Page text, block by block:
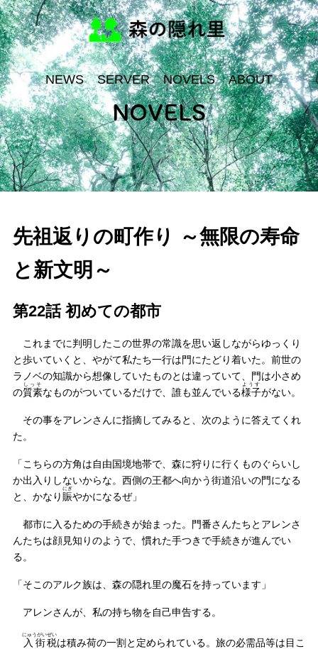
NEWS SERVER NOVELS ABOUT
NOVELS
先祖返りの町作り ～無限の寿命
と新文明～
第22話 初めての都市
これまでに判明したこの世界の常識を思い返しながらゆっくり
と歩いていくと、やがて私たち一行は門にたどり着いた。前世の
ラノベの知識から想像していたものとは違っていて、門は小さめ
の質素
しっそ
なものがついているだけで、誰も並んでいる様子
ようす
がない。
その事をアレンさんに指摘してみると、次のように答えてくれ
た。
「こちらの方角は自由国境地帯で、森に狩りに行くものぐらいし
か出入りしないからな。西側の王都へ向かう街道沿いの門になる
と、かなり 賑
にぎ
やかになるぜ」
都市に入るための手続きが始まった。門番さんたちとアレンさ
んたちは顔見知りのようで、慣れた手つきで手続きが進んでい
る。
「そこのアルク族は、森の隠れ里の魔石を持っています」
アレンさんが、私の持ち物を自己申告する。
入街
にゅうがい
税
ぜい
は積み荷の一割と定められている。旅の必需品等は目こ